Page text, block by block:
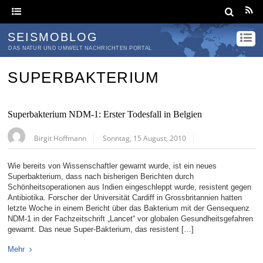
SEISMOBLOG
DAS NATUR UND UMWELT NACHRICHTEN PORTAL
SUPERBAKTERIUM
Superbakterium NDM-1: Erster Todesfall in Belgien
Birgit Hoffmann Sonntag, 15 August, 2010
Wie bereits von Wissenschaftler gewarnt wurde, ist ein neues
Superbakterium, dass nach bisherigen Berichten durch
Schönheitsoperationen aus Indien eingeschleppt wurde, resistent gegen
Antibiotika. Forscher der Universität Cardiff in Grossbritannien hatten
letzte Woche in einem Bericht über das Bakterium mit der Gensequenz
NDM-1 in der Fachzeitschrift „Lancet“ vor globalen Gesundheitsgefahren
gewarnt. Das neue Super-Bakterium, das resistent […]
Mehr